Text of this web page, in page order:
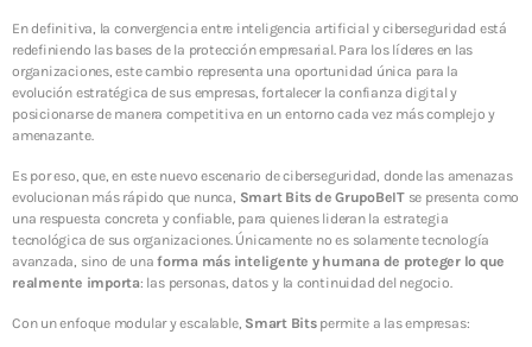
En definitiva, la convergencia entre inteligencia artificial y ciberseguridad está
redefiniendo las bases de la protección empresarial. Para los líderes en las
organizaciones, este cambio representa una oportunidad única para la
evolución estratégica de sus empresas, fortalecer la confianza digital y
posicionarse de manera competitiva en un entorno cada vez más complejo y
amenazante.
Es por eso, que, en este nuevo escenario de ciberseguridad, donde las amenazas
evolucionan más rápido que nunca, Smart Bits de GrupoBeITse presenta como
una respuesta concreta y confiable, para quienes lideran la estrategia
tecnológica de sus organizaciones. Únicamente no es solamente tecnología
avanzada, sino de unaforma más inteligente y humana de proteger lo que
realmente importa: las personas, datos y la continuidad del negocio.
Con un enfoque modular y escalable, Smart Bitspermite a las empresas: